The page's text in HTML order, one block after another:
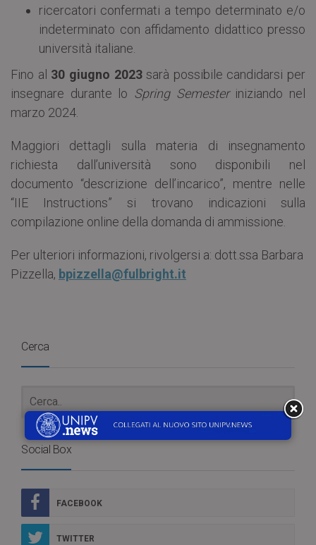
ricercatori confermati a tempo determinato e/o
indeterminato con affidamento didattico presso
università italiane.
Fino al 30 giugno 2023sarà possibile candidarsi per
insegnare durante lo Spring Semesteriniziando nel
marzo 2024.
Maggiori dettagli sulla materia di insegnamento
richiesta dall’università sono disponibili nel
documento “descrizione dell’incarico”, mentre nelle
“IIE Instructions” si trovano indicazioni sulla
compilazione online della domanda di ammissione.
Per ulteriori informazioni, rivolgersi a: dott.ssa Barbara
Pizzella, bpizzella@fulbright.it
Cerca
Social Box
FACEBOOK
TWITTER